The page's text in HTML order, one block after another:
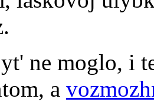
ne moglo, i
a